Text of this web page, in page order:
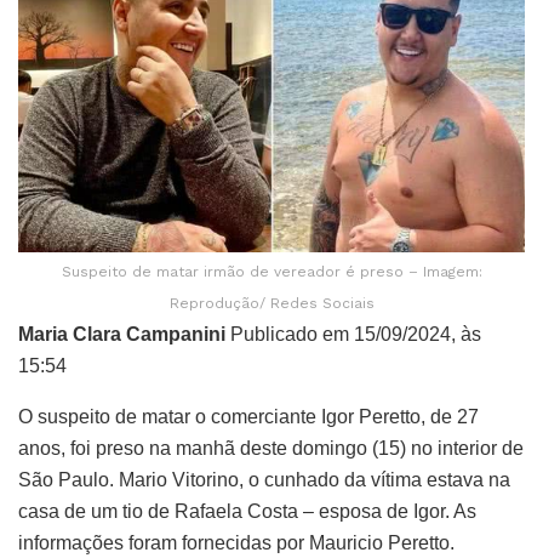
Suspeito de matar irmão de vereador é preso – Imagem:
Reprodução/ Redes Sociais
Maria Clara Campanini Publicado em 15/09/2024, às
15:54
O suspeito de matar o comerciante Igor Peretto, de 27
anos, foi preso na manhã deste domingo (15) no interior de
São Paulo. Mario Vitorino, o cunhado da vítima estava na
casa de um tio de Rafaela Costa – esposa de Igor. As
informações foram fornecidas por Mauricio Peretto.